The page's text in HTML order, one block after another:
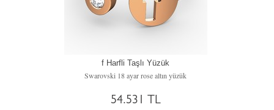
f Harfli Taşlı Yüzük
Swarovski 18 ayar rose altın yüzük
54.531 TL